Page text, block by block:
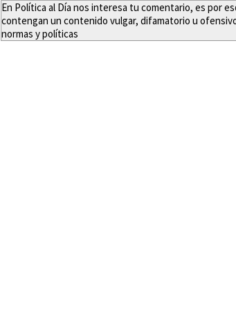
En Política al Día nos interesa tu comentario, es por
contengan un contenido vulgar, difamatorio u
normas y políticas